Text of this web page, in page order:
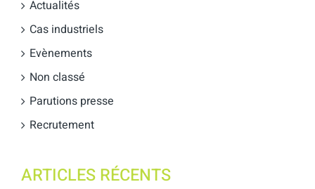
Actualités
Cas industriels
Evènements
Non classé
Parutions presse
Recrutement
ARTICLES RÉCENTS